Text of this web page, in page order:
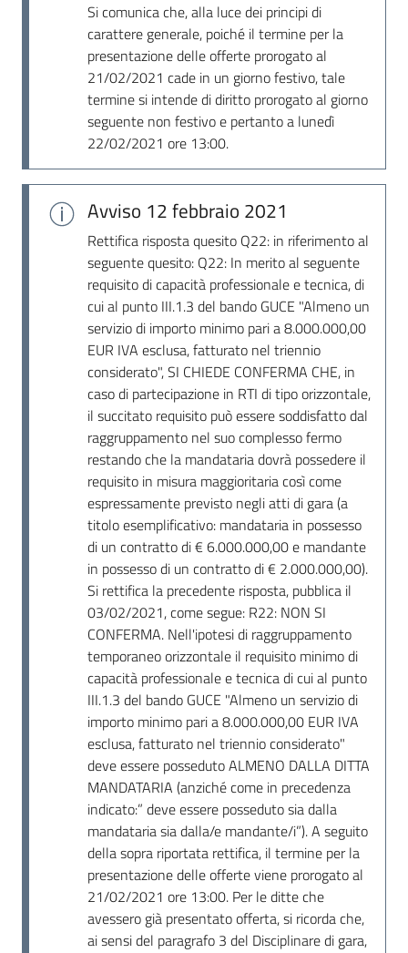
Si comunica che, alla luce dei principi di
carattere generale, poiché il termine per la
presentazione delle offerte prorogato al
21/02/2021 cade in un giorno festivo, tale
termine si intende di diritto prorogato al giorno
seguente non festivo e pertanto a lunedì
22/02/2021 ore 13:00.
Avviso 12 febbraio 2021
Rettifica risposta quesito Q22: in riferimento al
seguente quesito: Q22: In merito al seguente
requisito di capacità professionale e tecnica, di
cui al punto III.1.3 del bando GUCE "Almeno un
servizio di importo minimo pari a 8.000.000,00
EUR IVA esclusa, fatturato nel triennio
considerato", SI CHIEDE CONFERMA CHE, in
caso di partecipazione in RTI di tipo orizzontale,
il succitato requisito può essere soddisfatto dal
raggruppamento nel suo complesso fermo
restando che la mandataria dovrà possedere il
requisito in misura maggioritaria così come
espressamente previsto negli atti di gara (a
titolo esemplificativo: mandataria in possesso
di un contratto di € 6.000.000,00 e mandante
in possesso di un contratto di € 2.000.000,00).
Si rettifica la precedente risposta, pubblica il
03/02/2021, come segue: R22: NON SI
CONFERMA. Nell'ipotesi di raggruppamento
temporaneo orizzontale il requisito minimo di
capacità professionale e tecnica di cui al punto
III.1.3 del bando GUCE "Almeno un servizio di
importo minimo pari a 8.000.000,00 EUR IVA
esclusa, fatturato nel triennio considerato"
deve essere posseduto ALMENO DALLA DITTA
MANDATARIA (anziché come in precedenza
indicato:” deve essere posseduto sia dalla
mandataria sia dalla/e mandante/i”). A seguito
della sopra riportata rettifica, il termine per la
presentazione delle offerte viene prorogato al
21/02/2021 ore 13:00. Per le ditte che
avessero già presentato offerta, si ricorda che,
ai sensi del paragrafo 3 del Disciplinare di gara,